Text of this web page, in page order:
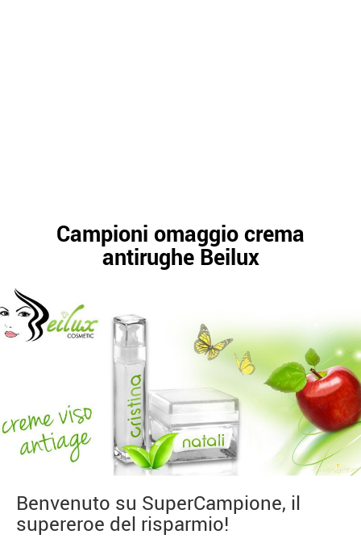
Campioni omaggio crema
antirughe Beilux
Benvenuto su SuperCampione, il
supereroe del risparmio!